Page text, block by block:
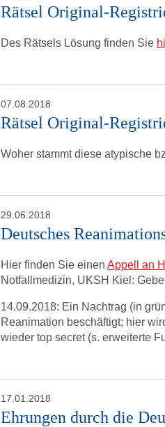
Rätsel Original-
Des Rätsels Lösung finden Sie
07.08.2018
Rätsel Original-
Woher stammt diese atypische
29.06.2018
Deutsches
Hier finden Sie einen Appell an
Notfallmedizin, UKSH Kiel:
14.09.2018: Ein Nachtrag (in
Reanimation beschäftigt; hier
wieder top secret (s. erweiterte
17.01.2018
Ehrungen durch die